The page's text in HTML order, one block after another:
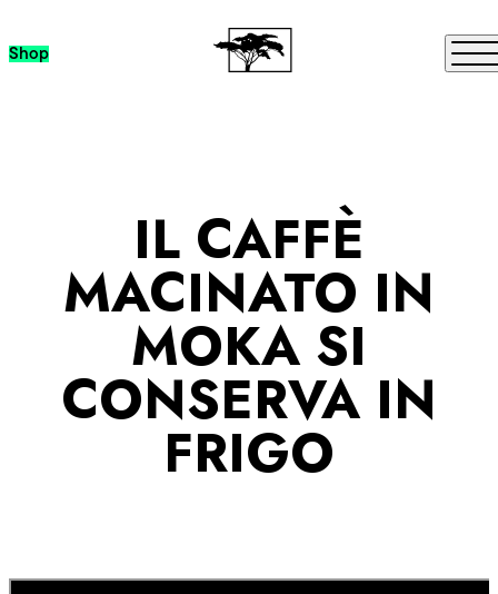
Passa al contenuto
Shop
IL CAFFÈ
MACINATO IN
MOKA SI
CONSERVA IN
FRIGO